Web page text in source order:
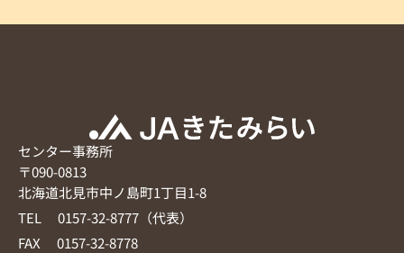
センター事務所
〒090-0813
北海道北見市中ノ島町1丁目1-8
TEL 0157-32-8777（代表）
FAX 0157-32-8778